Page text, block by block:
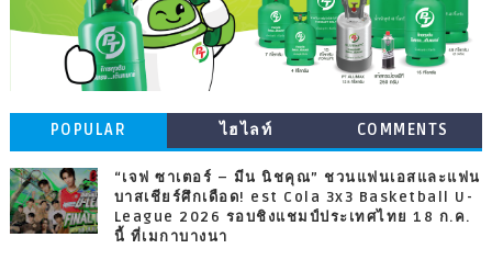
POPULAR ไฮไลท์ COMMENTS
“เจฟ ซาเตอร์ – มีน นิชคุณ” ชวนแฟนเอสและแฟน
บาสเชียร์ศึกเดือด! est Cola 3x3 Basketball U-
League 2026 รอบชิงแชมป์ประเทศไทย 18 ก.ค.
นี้ ที่เมกาบางนา